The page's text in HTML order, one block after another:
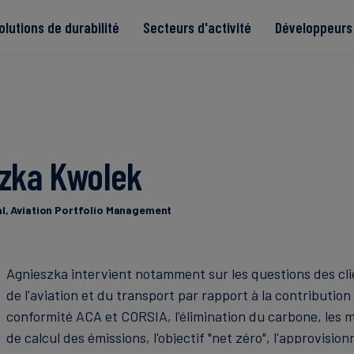
de durabilité Secteurs d'activité
Kwolek
Aviation Portfolio Management
Agnieszka intervient notamment sur les questions des
de l'aviation et du transport par rapport à la contribution
conformité ACA et CORSIA, l'élimination du carbone, les
de calcul des émissions, l'objectif "net zéro",